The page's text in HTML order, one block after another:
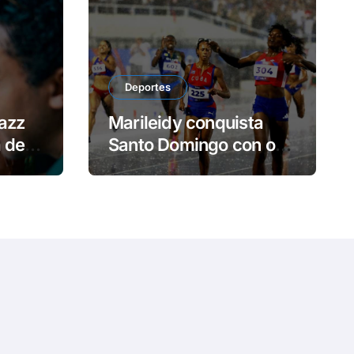
de
Deportes
Marileidy conquista
Santo Domingo con oro
y récord